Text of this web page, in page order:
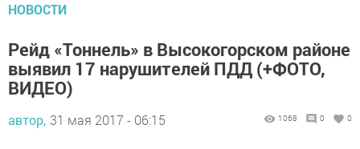
НОВОСТИ
Рейд «Тоннель» в Высокогорском районе
выявил 17 нарушителей ПДД (+ФОТО,
ВИДЕО)
автор, 31 мая 2017 - 06:15 1068 0 0